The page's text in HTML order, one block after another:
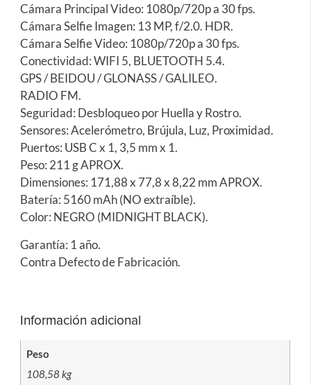
Cámara Principal Video: 1080p/720p a 30 fps.
Cámara Selfie Imagen: 13 MP, f/2.0. HDR.
Cámara Selfie Video: 1080p/720p a 30 fps.
Conectividad: WIFI 5, BLUETOOTH 5.4.
GPS / BEIDOU / GLONASS / GALILEO.
RADIO FM.
Seguridad: Desbloqueo por Huella y Rostro.
Sensores: Acelerómetro, Brújula, Luz, Proximidad.
Puertos: USB C x 1, 3,5 mm x 1.
Peso: 211 g APROX.
Dimensiones: 171,88 x 77,8 x 8,22 mm APROX.
Batería: 5160 mAh (NO extraíble).
Color: NEGRO (MIDNIGHT BLACK).
Garantía: 1 año.
Contra Defecto de Fabricación.
Información adicional
Peso
108,58 kg